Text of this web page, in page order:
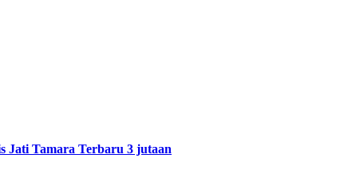
Jati Tamara Terbaru 3 jutaan